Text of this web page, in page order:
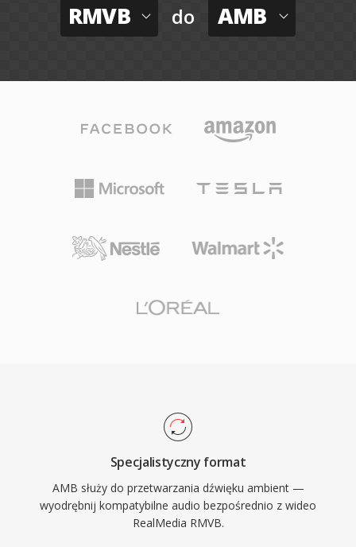
RMVB do AMB
Specjalistyczny format
AMB służy do przetwarzania dźwięku ambient —
wyodrębnij kompatybilne audio bezpośrednio z wideo
RealMedia RMVB.